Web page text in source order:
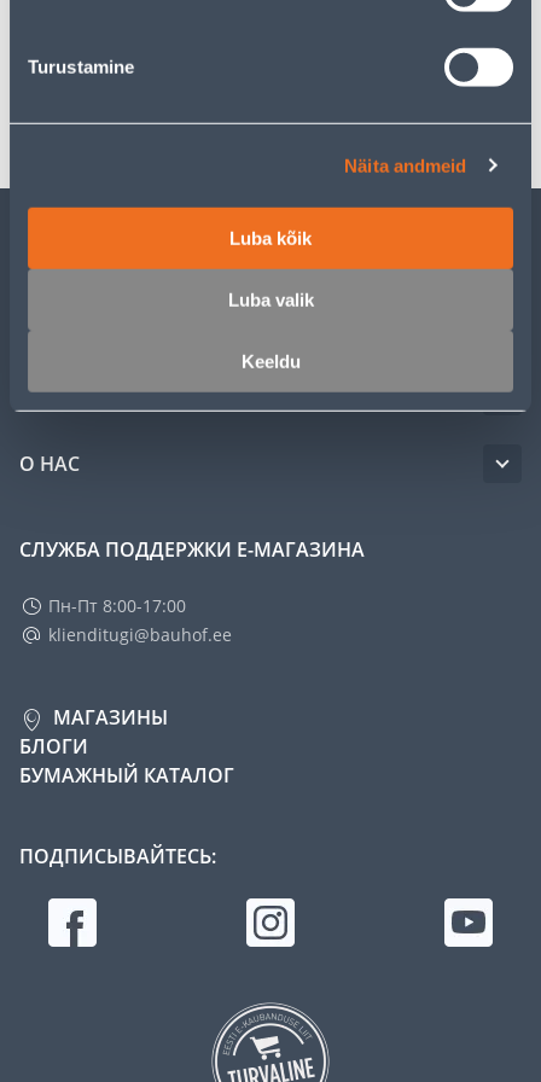
Turustamine
Näita andmeid
Luba kõik
Luba valik
Keeldu
ОБСЛУЖИВАНИЕ ЧАСТНЫХ КЛИЕНТОВ
УСЛУГИ
КЛУБ МАСТЕРОВ
О НАС
СЛУЖБА ПОДДЕРЖКИ Е-МАГАЗИНА
Пн-Пт 8:00-17:00
klienditugi@bauhof.ee
МАГАЗИНЫ
БЛОГИ
БУМАЖНЫЙ КАТАЛОГ
ПОДПИСЫВАЙТЕСЬ: